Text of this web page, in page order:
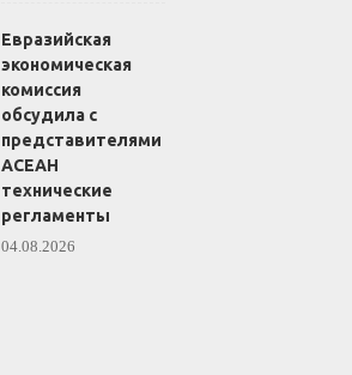
Евразийская
экономическая
комиссия
обсудила с
представителями
АСЕАН
технические
регламенты
04.08.2026